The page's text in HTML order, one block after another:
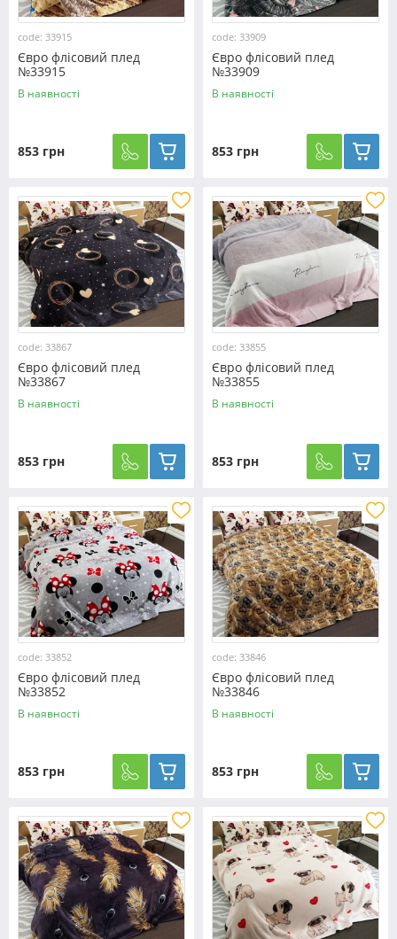
code: 33915
Євро флісовий плед
№33915
В наявності
853 грн
code: 33909
Євро флісовий плед
№33909
В наявності
853 грн
code: 33867
Євро флісовий плед
№33867
В наявності
853 грн
code: 33855
Євро флісовий плед
№33855
В наявності
853 грн
code: 33852
Євро флісовий плед
№33852
В наявності
853 грн
code: 33846
Євро флісовий плед
№33846
В наявності
853 грн